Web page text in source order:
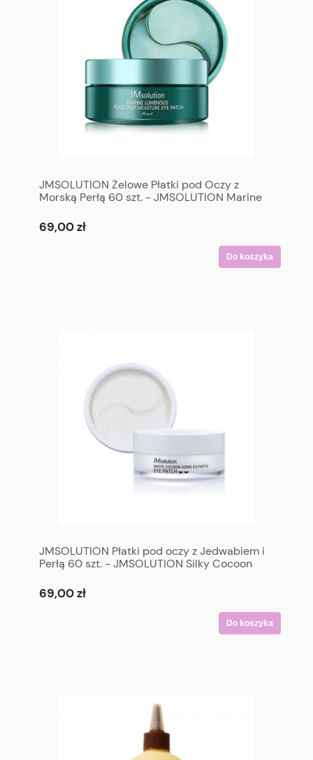
JMSOLUTION Żelowe Płatki pod Oczy z
Morską Perłą 60 szt. - JMSOLUTION Marine
69,00 zł
Do koszyka
JMSOLUTION Płatki pod oczy z Jedwabiem i
Perłą 60 szt. - JMSOLUTION Silky Cocoon
69,00 zł
Do koszyka